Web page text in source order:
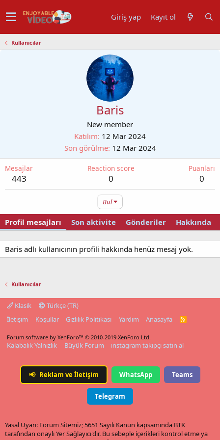
Giriş yap Kayıt ol
Kullanıcılar
Baris
New member
Katılım 12 Mar 2024
Son görülme 12 Mar 2024
Mesajlar
443
Reaction score
0
Puanları
0
Bul
Profil mesajları Son aktivite Gönderiler Hakkında
Baris adlı kullanıcının profili hakkında henüz mesaj yok.
Kullanıcılar
Klasik
Türkçe (TR)
İletişim
Koşullar Gizlilik Politikası Yardım Anasayfa
R
Forum software by XenForo™ © 2010-2019 XenForo Ltd.
Kalabalık Yalnızlık Büyük Forum instagram takipçi satın al
📢 Reklam ve İletişim WhatsApp Teams
Telegram
Yasal Uyarı: Forum Sitemiz; 5651 Sayılı Kanun kapsamında BTK
tarafından onaylı Yer Sağlayıcı'dır. Bu sebeple içerikleri kontrol etme ya